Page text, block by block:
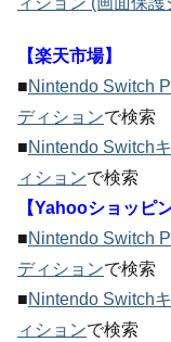
【楽天市場】
■Nintendo Switch
ディションで検索
■Nintendo Switch
ィションで検索
【Yahooショッピ
■Nintendo Switch
ディションで検索
■Nintendo Switch
ィションで検索